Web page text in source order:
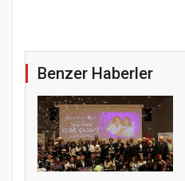
Benzer Haberler